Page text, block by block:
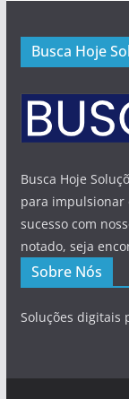
Busca Hoje
Busca Hoje
para impulsionar
sucesso com
notado, seja
Sobre Nós
Soluções digitais